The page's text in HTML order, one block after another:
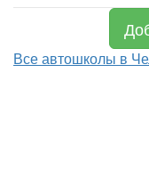
Все автошколы в